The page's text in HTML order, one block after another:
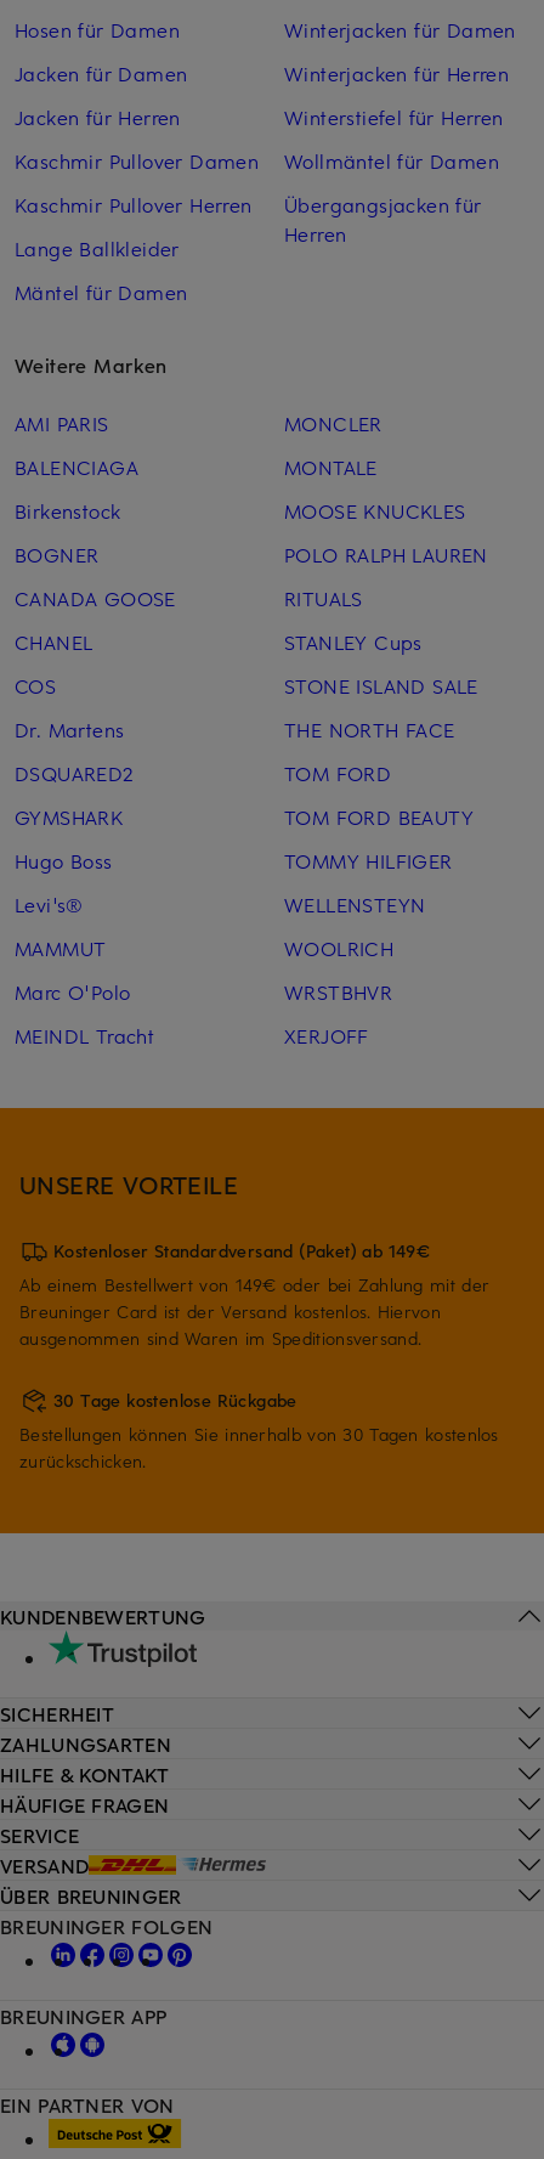
Hosen für Damen
Jacken für Damen
Jacken für Herren
Kaschmir Pullover Damen
Kaschmir Pullover Herren
Lange Ballkleider
Mäntel für Damen
Winterjacken für Damen
Winterjacken für Herren
Winterstiefel für Herren
Wollmäntel für Damen
Übergangsjacken für
Herren
Weitere Marken
AMI PARIS
BALENCIAGA
Birkenstock
BOGNER
CANADA GOOSE
CHANEL
COS
Dr. Martens
DSQUARED2
GYMSHARK
Hugo Boss
Levi's®
MAMMUT
Marc O'Polo
MEINDL Tracht
MONCLER
MONTALE
MOOSE KNUCKLES
POLO RALPH LAUREN
RITUALS
STANLEY Cups
STONE ISLAND SALE
THE NORTH FACE
TOM FORD
TOM FORD BEAUTY
TOMMY HILFIGER
WELLENSTEYN
WOOLRICH
WRSTBHVR
XERJOFF
UNSERE VORTEILE
Kostenloser Standardversand (Paket) ab 149€
Ab einem Bestellwert von 149€ oder bei Zahlung mit der
Breuninger Card ist der Versand kostenlos. Hiervon
ausgenommen sind Waren im Speditionsversand.
30 Tage kostenlose Rückgabe
Bestellungen können Sie innerhalb von 30 Tagen kostenlos
zurückschicken.
HILFE & KONTAKT
HÄUFIGE FRAGEN
SERVICE
VERSAND
KUNDENBEWERTUNG
SICHERHEIT
ZAHLUNGSARTEN
ÜBER BREUNINGER
EIN PARTNER VON
BREUNINGER FOLGEN
BREUNINGER APP